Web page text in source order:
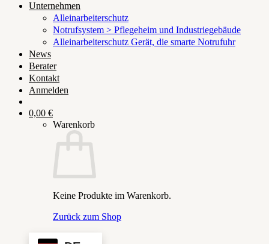
Unternehmen
Alleinarbeiterschutz
Notrufsystem > Pflegeheim und Industriegebäude
Alleinarbeiterschutz Gerät, die smarte Notrufuhr
News
Berater
Kontakt
Anmelden
0,00 €
Warenkorb
Keine Produkte im Warenkorb.
Zurück zum Shop